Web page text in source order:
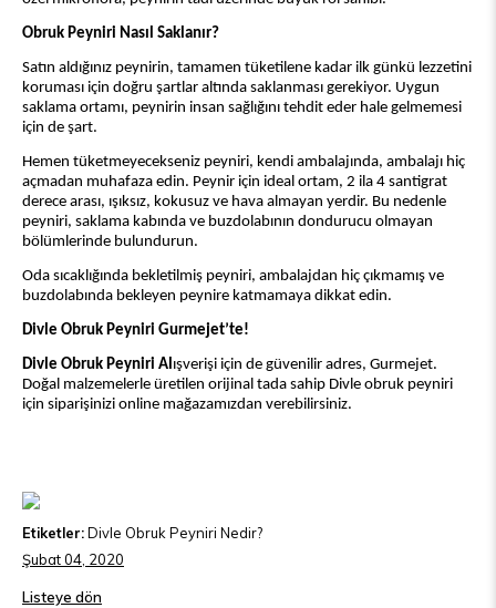
Obruk Peyniri Nasıl Saklanır?
Satın aldığınız peynirin, tamamen tüketilene kadar ilk günkü lezzetini
koruması için doğru şartlar altında saklanması gerekiyor. Uygun
saklama ortamı, peynirin insan sağlığını tehdit eder hale gelmemesi
için de şart.
Hemen tüketmeyecekseniz peyniri, kendi ambalajında, ambalajı hiç
açmadan muhafaza edin. Peynir için ideal ortam, 2 ila 4 santigrat
derece arası, ışıksız, kokusuz ve hava almayan yerdir. Bu nedenle
peyniri, saklama kabında ve buzdolabının dondurucu olmayan
bölümlerinde bulundurun.
Oda sıcaklığında bekletilmiş peyniri, ambalajdan hiç çıkmamış ve
buzdolabında bekleyen peynire katmamaya dikkat edin.
Divle Obruk Peyniri Gurmejet’te!
Divle Obruk Peyniri Alışverişi için de güvenilir adres, Gurmejet.
Doğal malzemelerle üretilen orijinal tada sahip Divle obruk peyniri
için siparişinizi online mağazamızdan verebilirsiniz.
Etiketler:Divle Obruk Peyniri Nedir?
Şubat 04, 2020
Listeye dön